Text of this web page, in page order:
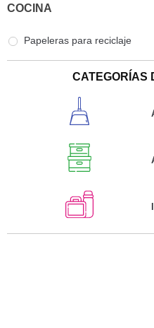
COCINA
Papeleras para reciclaje
CATEGORÍAS